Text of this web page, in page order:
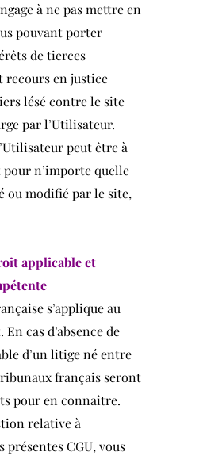
à ne pas mettre en
pouvant porter
de tierces
recours en justice
lésé contre le site
par l’Utilisateur.
peut être à
n’importe quelle
ou modifié par le site,
applicable et
s’applique au
cas d’absence de
d’un litige né entre
français seront
pour en connaître.
relative à
présentes CGU, vous